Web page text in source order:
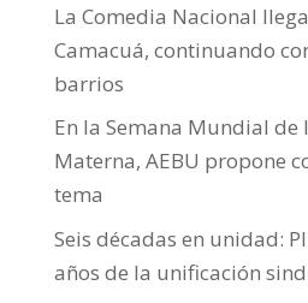
La Comedia Nacional
Camacuá, continuando
barrios
En la Semana Mundial de
Materna, AEBU propone
tema
Seis décadas en unidad:
años de la unificación